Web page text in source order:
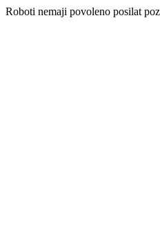
Roboti nemaji povoleno posilat